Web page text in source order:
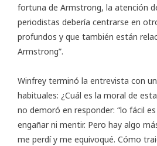
fortuna de Armstrong, la atención
periodistas debería centrarse en
profundos y que también están
Armstrong”.
Winfrey terminó la entrevista con
habituales: ¿Cuál es la moral de
no demoró en responder: “lo fácil
engañar ni mentir. Pero hay algo
me perdí y me equivoqué. Cómo